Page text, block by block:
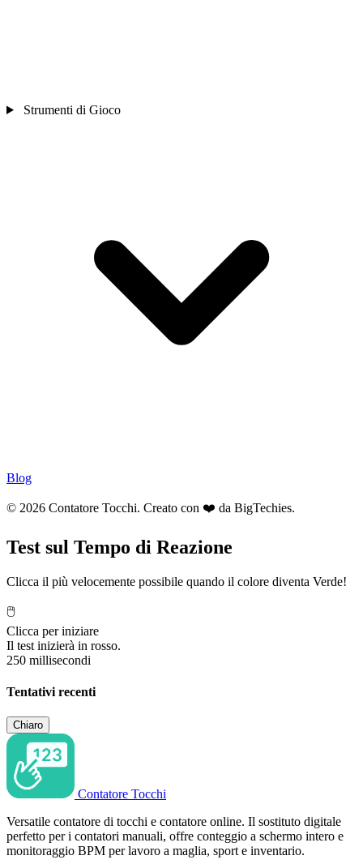
Strumenti di Gioco
Blog
© 2026 Contatore Tocchi. Creato con ❤️ da BigTechies.
Test sul Tempo di Reazione
Clicca il più velocemente possibile quando il colore diventa Verde!
🖱️
Clicca per iniziare
Il test inizierà in rosso.
250 millisecondi
Tentativi recenti
Chiaro
Contatore Tocchi
Versatile contatore di tocchi e contatore online. Il sostituto digitale
perfetto per i contatori manuali, offre conteggio a schermo intero e
monitoraggio BPM per lavoro a maglia, sport e inventario.